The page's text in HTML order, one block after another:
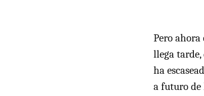
Pero
llega
ha
a futuro de